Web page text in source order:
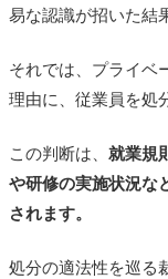
易な認識が招いた結
それでは、プライベ
理由に、従業員を処
この判断は、 就業規
や研修の実施状況な
されます。
処分の適法性を巡る